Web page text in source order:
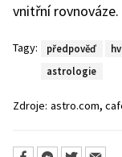
vnitřní rovnováze.
Tagy: předpověď
astrologie
Zdroje: astro.com,